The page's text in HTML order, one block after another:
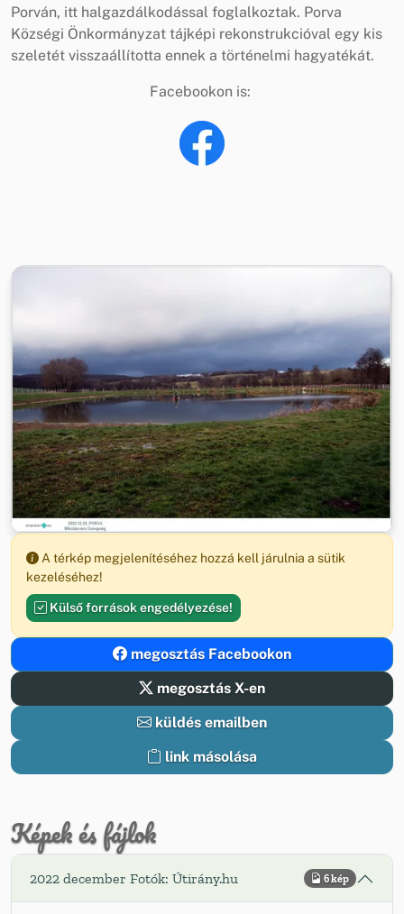
Porván, itt halgazdálkodással foglalkoztak. Porva
Községi Önkormányzat tájképi rekonstrukcióval egy kis
szeletét visszaállította ennek a történelmi hagyatékát.
Facebookon is:
A térkép megjelenítéséhez hozzá kell járulnia a sütik
kezeléséhez!
Külső források engedélyezése!
megosztás Facebookon
megosztás X-en
küldés emailben
link másolása
Képek és fájlok
2022 december Fotók: Útirány.hu 6 kép